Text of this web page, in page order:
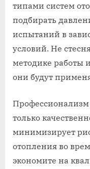
типами систем
подбирать
испытаний в
условий. Не
методике работы
они будут
Профессионализм
только
минимизирует
отопления во
экономите на